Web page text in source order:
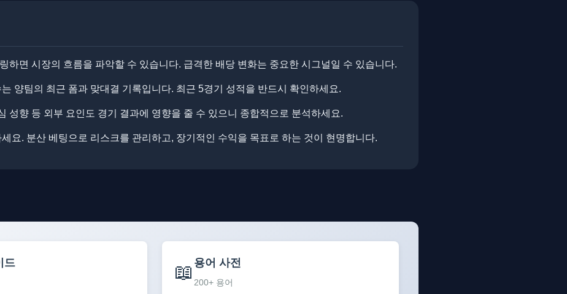
하면 시장의 흐름을 파악할 수 있습니다. ​급격한 배당 변화는 중요한 시그널일 수 있습니다.
양팀의 최근 폼과 맞대결 기록입니다. ​최근 5경기 성적을 반드시 확인하세요.
성향 등 외부 요인도 경기 결과에 영향을 줄 수 있으니 종합적으로 분석하세요.
요. ​​분산 베팅으로 리스크를 관리하고, 장기적인 수익을 목표로 하는 것이 현명합니다.
드 📖 용어 사전
200+ 용어